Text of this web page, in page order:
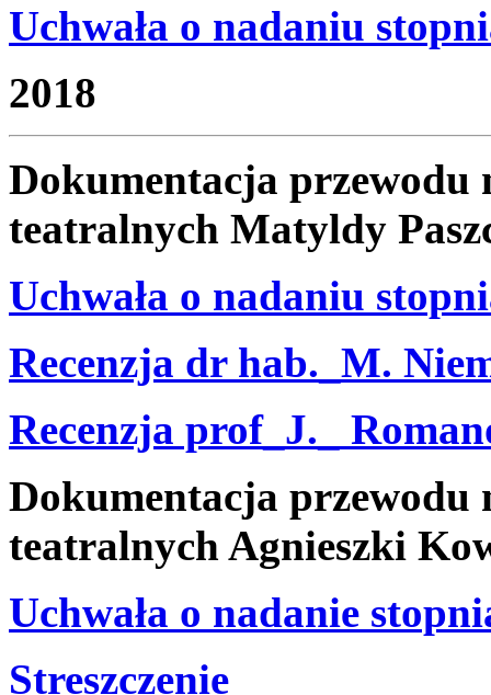
Uchwała o nadaniu
2018
Dokumentacja przewodu
teatralnych Matyldy
Uchwała o nadaniu
Recenzja dr hab._M.
Recenzja prof_J._
Dokumentacja przewodu
teatralnych Agnieszki
Uchwała o nadanie
Streszczenie